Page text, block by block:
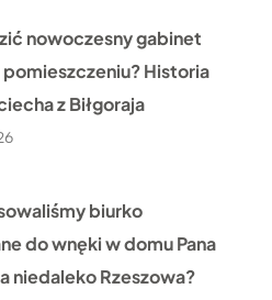
nowoczesny gabinet
pomieszczeniu? Historia
z Biłgoraja
biurko
do wnęki w domu Pana
niedaleko Rzeszowa?